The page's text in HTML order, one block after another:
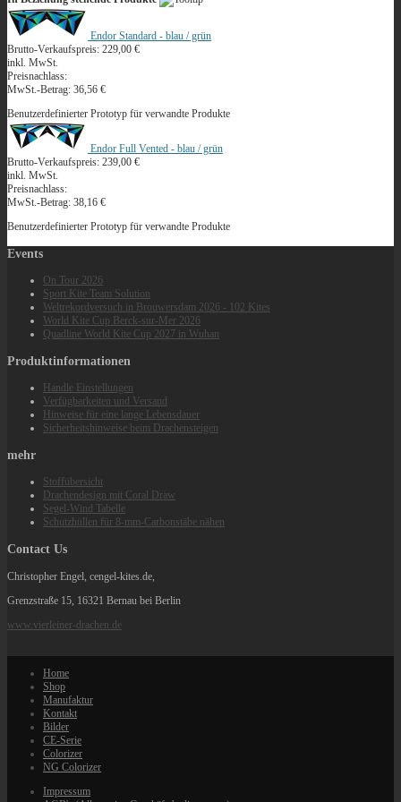
Endor Standard - blau / grün
Brutto-Verkaufspreis: 229,00 €
inkl. MwSt.
Preisnachlass:
MwSt.-Betrag: 36,56 €
Benutzerdefinierter Prototyp für verwandte Produkte
Endor Full Vented - blau / grün
Brutto-Verkaufspreis: 239,00 €
inkl. MwSt.
Preisnachlass:
MwSt.-Betrag: 38,16 €
Benutzerdefinierter Prototyp für verwandte Produkte
Events
On Tour 2026
Sport Kite Team Solution
Weltrekordversuch in Brouwersdam 2026 - 102 Kites
World Kite Cup Berck‑sur‑Mer 2026
Quadline World Kite Cup 2027 in Wuhan
Produktinformationen
Handle Einstellungen
Verfügbarkeiten und Versand
Hinweise für eine lange Lebensdauer
Sicherheitshinweise beim Drachensteigen
mehr
Stoffübersicht
Drachendesign mit Coral Draw
Segel-Wind Tabelle
Schutzhüllen für 8-mm-Carbonstäbe nähen
Contact Us
Christopher Engel, cengel-kites.de,
Grenzstraße 15, 16321 Bernau bei Berlin
www.vierleiner-drachen.de
Home
Shop
Manufaktur
Kontakt
Bilder
CE-Serie
Colorizer
NG Colorizer
Impressum